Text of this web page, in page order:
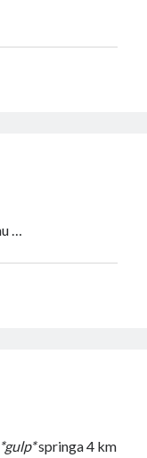
…
*gulp*springa 4 km